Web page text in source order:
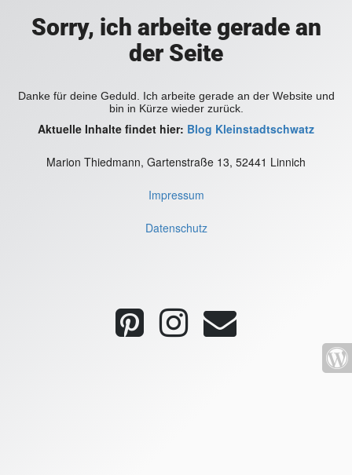
Sorry, ich arbeite gerade an
der Seite
Danke für deine Geduld. Ich arbeite gerade an der Website und
bin in Kürze wieder zurück.
Aktuelle Inhalte findet hier: Blog Kleinstadtschwatz
Marion Thiedmann, Gartenstraße 13, 52441 Linnich
Impressum
Datenschutz